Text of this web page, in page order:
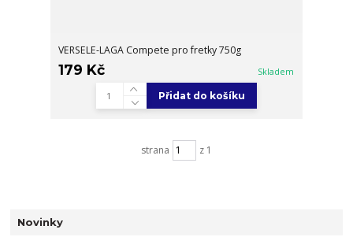
VERSELE-LAGA Compete pro fretky 750g
179 Kč Skladem
Přidat do košíku
strana z 1
Novinky